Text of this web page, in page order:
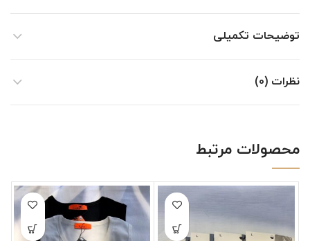
توضیحات تکمیلی
نظرات (0)
محصولات مرتبط